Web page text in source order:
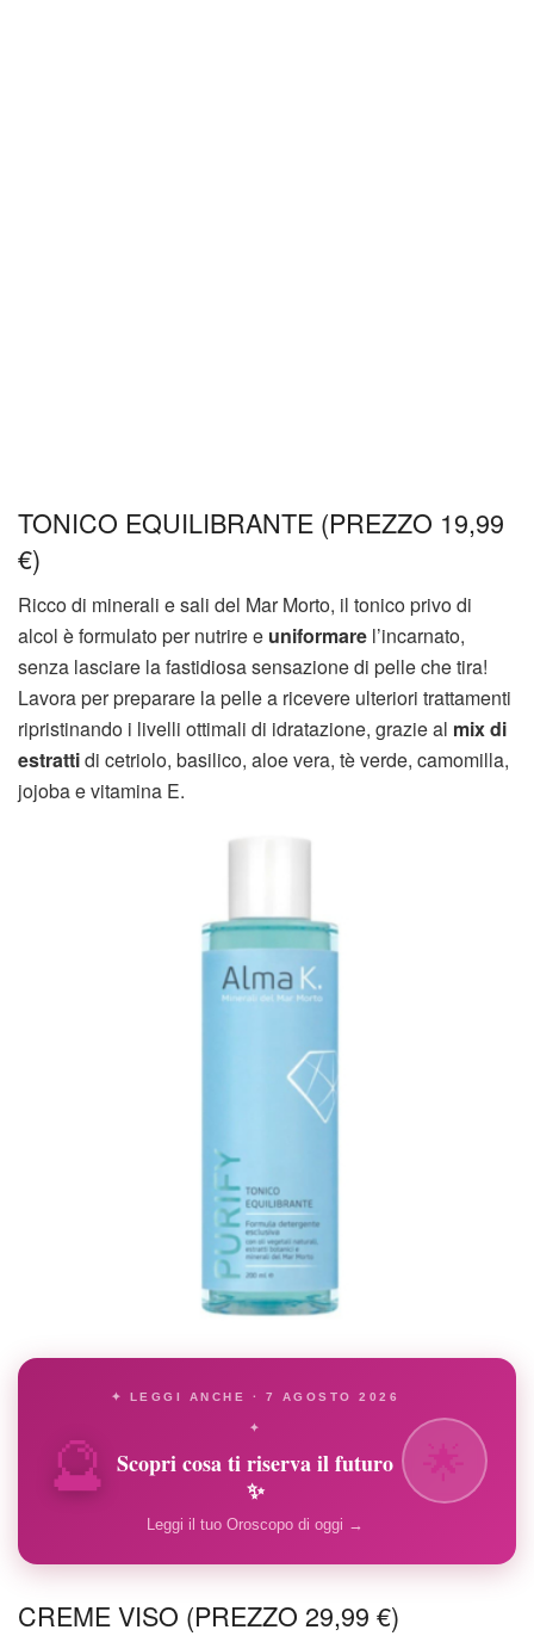
TONICO EQUILIBRANTE (PREZZO 19,99
€)
Ricco di minerali e sali del Mar Morto, il tonico privo di
alcol è formulato per nutrire e uniformare l’incarnato,
senza lasciare la fastidiosa sensazione di pelle che tira!
Lavora per preparare la pelle a ricevere ulteriori trattamenti
ripristinando i livelli ottimali di idratazione, grazie al mix di
estrattidi cetriolo, basilico, aloe vera, tè verde, camomilla,
jojoba e vitamina E.
🔮
✦ LEGGI ANCHE · 7 AGOSTO 2026
✦
Scopri cosa ti riserva il futuro
✨
Leggi il tuo Oroscopo di oggi →
CREME VISO (PREZZO 29,99 €)